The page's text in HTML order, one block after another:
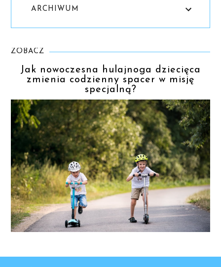
ARCHIWUM
ZOBACZ
Jak nowoczesna hulajnoga dziecięca
zmienia codzienny spacer w misję
specjalną?